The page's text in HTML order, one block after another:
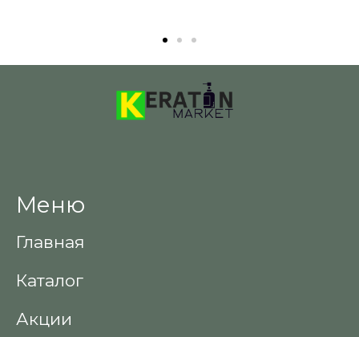
Меню
Главная
Каталог
Акции